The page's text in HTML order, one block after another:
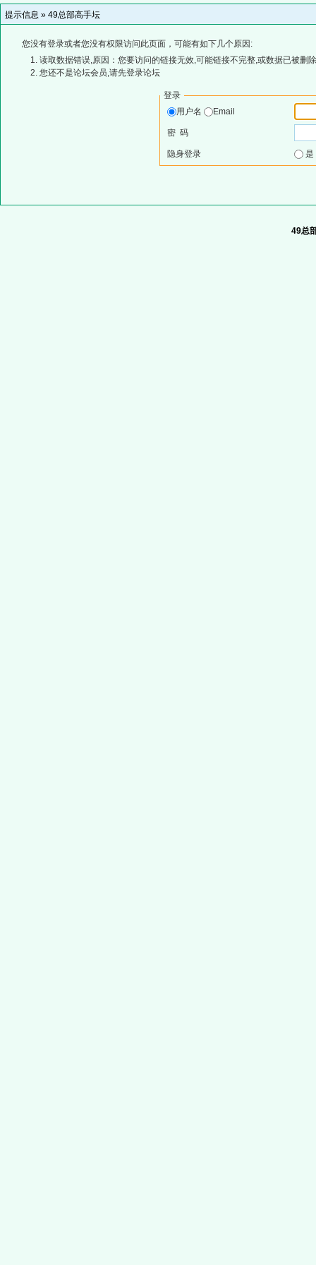
提示信息 » 49总部高手坛
您没有登录或者您没有权限访问此页面，可能有如下几个原因:
读取数据错误,原因：您要访问的链接无效,可能链接不完整,或数据已被删
您还不是论坛会员,请先登录论坛
登录
用户名
Email
密 码
隐身登录
49总